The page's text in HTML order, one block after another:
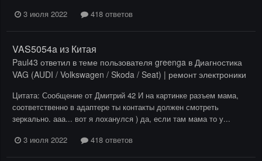
3 июля 2022
418 ответов
VAS5054a из Китая
Paul43 ответил в теме пользователя greenga в Диагностика
VAG (AUDI / Volkswagen / Skoda / Seat) | ремонт электроники
Цитата: Сообщение от Дмитрий 42 И на картинке разъем мама,
соответственно в адаптере ты контакты должен смотреть
зеркально. ааа... вот я лоханулся ) да, если там мама то у...
3 июля 2022
418 ответов